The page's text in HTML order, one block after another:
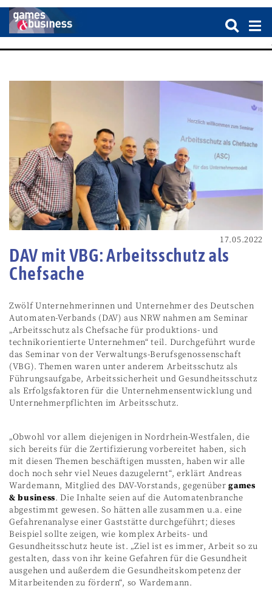
17.05.2022
DAV mit VBG: Arbeitsschutz als
Chefsache
Zwölf Unternehmerinnen und Unternehmer des Deutschen
Automaten-Verbands (DAV) aus NRW nahmen am Seminar
„Arbeitsschutz als Chefsache für produktions- und
technikorientierte Unternehmen“ teil. Durchgeführt wurde
das Seminar von der Verwaltungs-Berufsgenossenschaft
(VBG). Themen waren unter anderem Arbeitsschutz als
Führungsaufgabe, Arbeitssicherheit und Gesundheitsschutz
als Erfolgsfaktoren für die Unternehmensentwicklung und
Unternehmerpflichten im Arbeitsschutz.
„Obwohl vor allem diejenigen in Nordrhein-Westfalen, die
sich bereits für die Zertifizierung vorbereitet haben, sich
mit diesen Themen beschäftigen mussten, haben wir alle
doch noch sehr viel Neues dazugelernt“, erklärt Andreas
Wardemann, Mitglied des DAV-Vorstands, gegenübergames
& business. Die Inhalte seien auf die Automatenbranche
abgestimmt gewesen. So hätten alle zusammen u.a. eine
Gefahrenanalyse einer Gaststätte durchgeführt; dieses
Beispiel sollte zeigen, wie komplex Arbeits- und
Gesundheitsschutz heute ist. „Ziel ist es immer, Arbeit so zu
gestalten, dass von ihr keine Gefahren für die Gesundheit
ausgehen und außerdem die Gesundheitskompetenz der
Mitarbeitenden zu fördern“, so Wardemann.